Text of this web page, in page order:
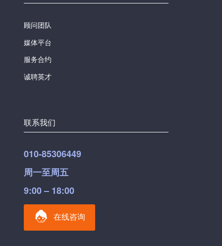
顾问团队
媒体平台
服务合约
诚聘英才
联系我们
010-85306449
周一至周五
9:00 – 18:00
在线咨询